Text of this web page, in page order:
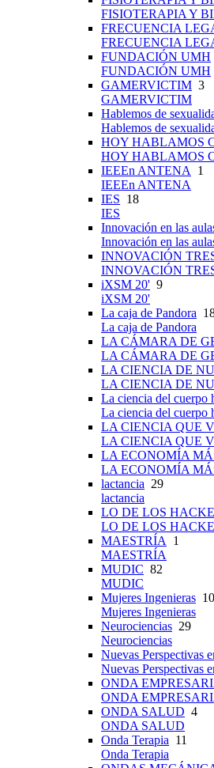
FISIOTERAPIA Y
FRECUENCIA
FRECUENCIA
FUNDACIÓN UMH
FUNDACIÓN UMH
GAMERVICTIM 3
GAMERVICTIM
Hablemos de
Hablemos de
HOY HABLAMOS
HOY HABLAMOS
IEEEn ANTENA 1
IEEEn ANTENA
IES 18
IES
Innovación en las
Innovación en las
INNOVACIÓN
INNOVACIÓN
iXSM 20' 9
iXSM 20'
La caja de Pandora
La caja de Pandora
LA CÁMARA DE
LA CÁMARA DE
LA CIENCIA DE
LA CIENCIA DE
La ciencia del cuerpo
La ciencia del cuerpo
LA CIENCIA QUE
LA CIENCIA QUE
LA ECONOMÍA
LA ECONOMÍA
lactancia 29
lactancia
LO DE LOS
LO DE LOS
MAESTRÍA 1
MAESTRÍA
MUDIC 82
MUDIC
Mujeres Ingenieras 10
Mujeres Ingenieras
Neurociencias 29
Neurociencias
Nuevas Perspectivas
Nuevas Perspectivas
ONDA
ONDA
ONDA SALUD 4
ONDA SALUD
Onda Terapia 11
Onda Terapia